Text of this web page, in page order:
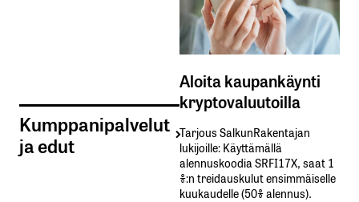
Kumppanipalvelut
ja edut
Aloita kaupankäynti
kryptovaluutoilla
Tarjous SalkunRakentajan
lukijoille: Käyttämällä​ ​
alennuskoodia​ ​SRFI17X,​ ​saat​ ​1
%:n treidauskulut​ ​ensimmäiselle​ ​
kuukaudelle​ ​(50%​ ​alennus).